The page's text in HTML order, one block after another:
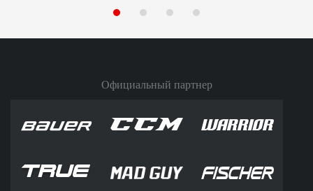
Официальный партнер